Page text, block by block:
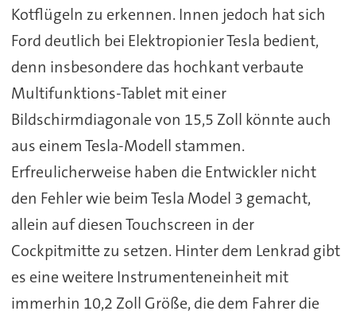
Kotflügeln zu erkennen. Innen jedoch hat sich
Ford deutlich bei Elektropionier Tesla bedient,
denn insbesondere das hochkant verbaute
Multifunktions-Tablet mit einer
Bildschirmdiagonale von 15,5 Zoll könnte auch
aus einem Tesla-Modell stammen.
Erfreulicherweise haben die Entwickler nicht
den Fehler wie beim Tesla Model 3 gemacht,
allein auf diesen Touchscreen in der
Cockpitmitte zu setzen. Hinter dem Lenkrad gibt
es eine weitere Instrumenteneinheit mit
immerhin 10,2 Zoll Größe, die dem Fahrer die